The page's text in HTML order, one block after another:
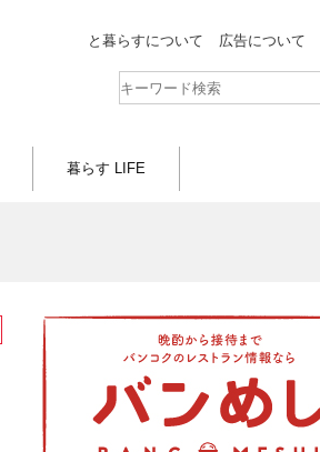
と暮らすについて 広告について
暮らす LIFE